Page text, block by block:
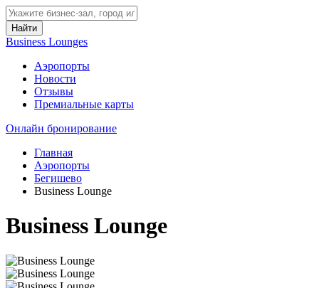
Найти
Business Lounges
Аэропорты
Новости
Отзывы
Премиальные карты
Онлайн бронирование
Главная
Аэропорты
Бегишево
Business Lounge
Business Lounge